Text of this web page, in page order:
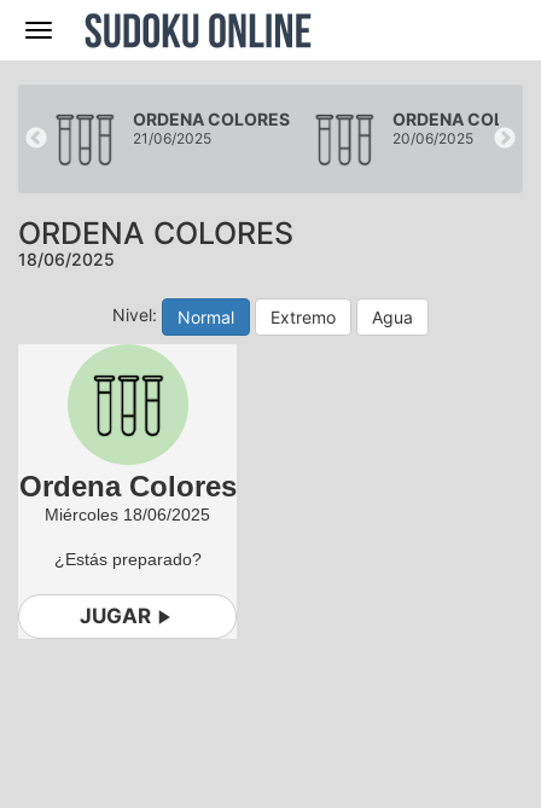
Navegación
ORDENA COLORES
21/06/2025
ORDENA
20/06/2025
ORDENA COLORES
18/06/2025
Nivel: Normal Extremo Agua
Ordena Colores
Miércoles 18/06/2025
¿Estás preparado?
JUGAR